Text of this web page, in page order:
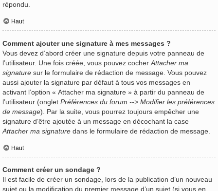
répondu.
Haut
Comment ajouter une signature à mes messages ?
Vous devez d’abord créer une signature depuis votre panneau de
l’utilisateur. Une fois créée, vous pouvez cocher Attacher ma
signature sur le formulaire de rédaction de message. Vous pouvez
aussi ajouter la signature par défaut à tous vos messages en
activant l’option « Attacher ma signature » à partir du panneau de
l’utilisateur (onglet Préférences du forum --> Modifier les préférences
de message). Par la suite, vous pourrez toujours empêcher une
signature d’être ajoutée à un message en décochant la case
Attacher ma signature dans le formulaire de rédaction de message.
Haut
Comment créer un sondage ?
Il est facile de créer un sondage, lors de la publication d’un nouveau
sujet ou la modification du premier message d’un sujet (si vous en